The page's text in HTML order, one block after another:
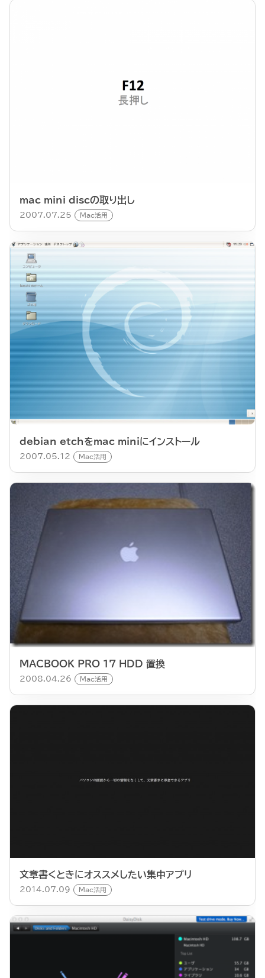
mac mini discの取り出し
2007.07.25 Mac活用
debian etchをmac miniにインストール
2007.05.12 Mac活用
MACBOOK PRO 17 HDD 置換
2008.04.26 Mac活用
文章書くときにオススメしたい集中アプリ
2014.07.09 Mac活用